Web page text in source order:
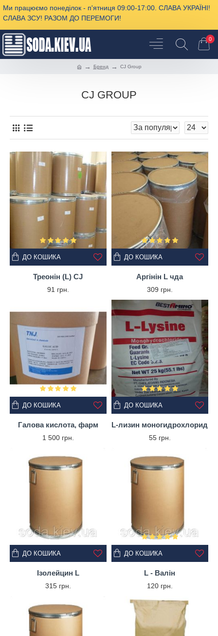
Ми працюємо понеділок - п'ятниця 09:00-17:00. СЛАВА УКРАЇНІ!
СЛАВА ЗСУ! РАЗОМ ДО ПЕРЕМОГИ!
0
Бренд CJ Group
CJ GROUP
Треонін (L) CJ
91 грн.
ДО КОШИКА
Аргінін L чда
309 грн.
ДО КОШИКА
Галова кислота, фарм
1 500 грн.
ДО КОШИКА
L-лизин моногидрохлорид
55 грн.
ДО КОШИКА
Ізолейцин L
315 грн.
ДО КОШИКА
L - Валін
120 грн.
ДО КОШИКА